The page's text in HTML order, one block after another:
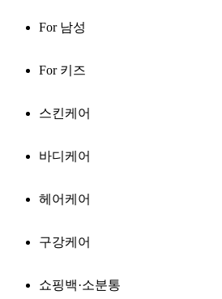
For 남성
For 키즈
스킨케어
바디케어
헤어케어
구강케어
쇼핑백·소분통